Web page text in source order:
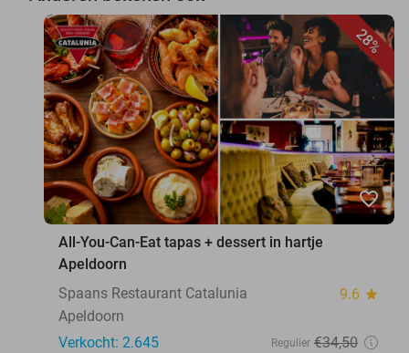
28%
favorite_border
All-You-Can-Eat tapas + dessert in hartje
Apeldoorn
Spaans Restaurant Catalunia
9.6 star
Apeldoorn
Verkocht: 2.645
Regulier €34,50